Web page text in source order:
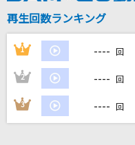
水樹奈々
カラオケ
再生回数ランキング
1 ---- 回
2 ---- 回
3 ---- 回